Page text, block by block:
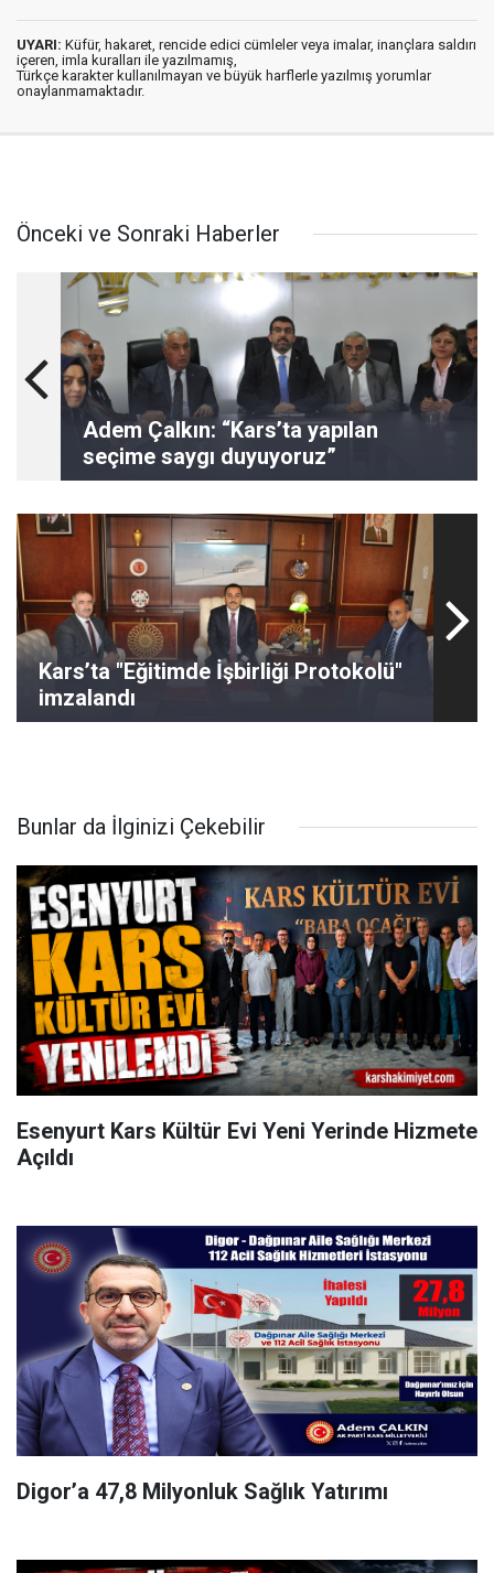
UYARI: Küfür, hakaret, rencide edici cümleler veya imalar, inançlara saldırı
içeren, imla kuralları ile yazılmamış,
Türkçe karakter kullanılmayan ve büyük harflerle yazılmış yorumlar
onaylanmamaktadır.
Önceki ve Sonraki Haberler
Adem Çalkın: “Kars’ta yapılan
seçime saygı duyuyoruz”
Kars’ta "Eğitimde İşbirliği Protokolü"
imzalandı
Bunlar da İlginizi Çekebilir
Esenyurt Kars Kültür Evi Yeni Yerinde Hizmete
Açıldı
Digor’a 47,8 Milyonluk Sağlık Yatırımı